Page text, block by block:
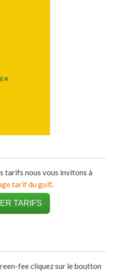
tarifs nous vous invitons à
tarif du golf.
TARIFS
fee cliquez sur le boutton